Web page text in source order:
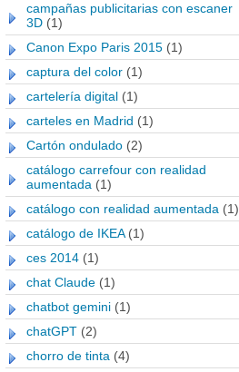
campañas publicitarias con escaner
3D (1)
Canon Expo Paris 2015 (1)
captura del color (1)
cartelería digital (1)
carteles en Madrid (1)
Cartón ondulado (2)
catálogo carrefour con realidad
aumentada (1)
catálogo con realidad aumentada (1)
catálogo de IKEA (1)
ces 2014 (1)
chat Claude (1)
chatbot gemini (1)
chatGPT (2)
chorro de tinta (4)